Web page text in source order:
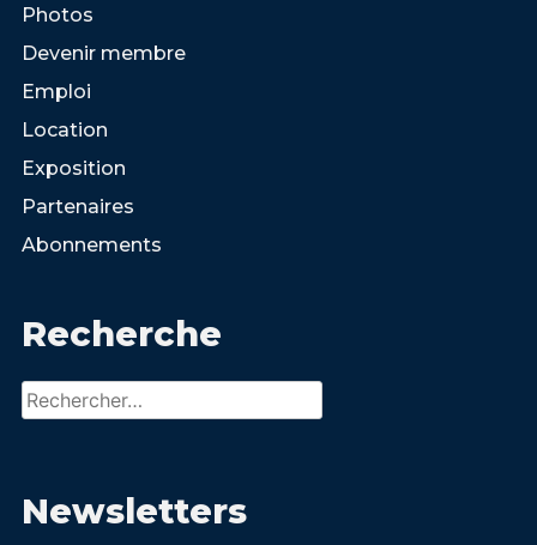
Photos
Devenir membre
Emploi
Location
Exposition
Partenaires
Abonnements
Recherche
Rechercher :
Newsletters